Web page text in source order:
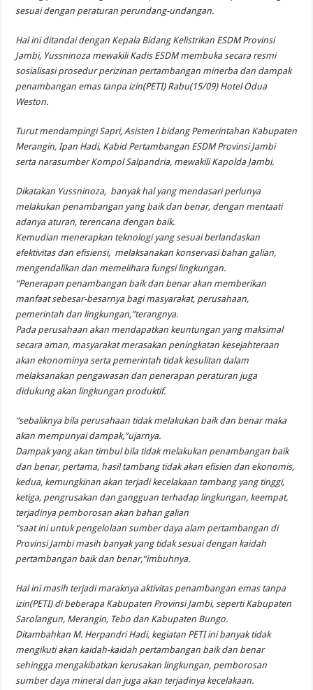
sesuai dengan peraturan perundang-undangan.
Hal ini ditandai dengan Kepala Bidang Kelistrikan ESDM Provinsi
Jambi, Yussninoza mewakili Kadis ESDM membuka secara resmi
sosialisasi prosedur perizinan pertambangan minerba dan dampak
penambangan emas tanpa izin(PETI) Rabu(15/09) Hotel Odua
Weston.
Turut mendampingi Sapri, Asisten I bidang Pemerintahan Kabupaten
Merangin, Ipan Hadi, Kabid Pertambangan ESDM Provinsi Jambi
serta narasumber Kompol Salpandria, mewakili Kapolda Jambi.
Dikatakan Yussninoza, banyak hal yang mendasari perlunya
melakukan penambangan yang baik dan benar, dengan mentaati
adanya aturan, terencana dengan baik.
Kemudian menerapkan teknologi yang sesuai berlandaskan
efektivitas dan efisiensi, melaksanakan konservasi bahan galian,
mengendalikan dan memelihara fungsi lingkungan.
“Penerapan penambangan baik dan benar akan memberikan
manfaat sebesar-besarnya bagi masyarakat, perusahaan,
pemerintah dan lingkungan,”terangnya.
Pada perusahaan akan mendapatkan keuntungan yang maksimal
secara aman, masyarakat merasakan peningkatan kesejahteraan
akan ekonominya serta pemerintah tidak kesulitan dalam
melaksanakan pengawasan dan penerapan peraturan juga
didukung akan lingkungan produktif.
“sebaliknya bila perusahaan tidak melakukan baik dan benar maka
akan mempunyai dampak,”ujarnya.
Dampak yang akan timbul bila tidak melakukan penambangan baik
dan benar, pertama, hasil tambang tidak akan efisien dan ekonomis,
kedua, kemungkinan akan terjadi kecelakaan tambang yang tinggi,
ketiga, pengrusakan dan gangguan terhadap lingkungan, keempat,
terjadinya pemborosan akan bahan galian
“saat ini untuk pengelolaan sumber daya alam pertambangan di
Provinsi Jambi masih banyak yang tidak sesuai dengan kaidah
pertambangan baik dan benar,”imbuhnya.
Hal ini masih terjadi maraknya aktivitas penambangan emas tanpa
izin(PETI) di beberapa Kabupaten Provinsi Jambi, seperti Kabupaten
Sarolangun, Merangin, Tebo dan Kabupaten Bungo.
Ditambahkan M. Herpandri Hadi, kegiatan PETI ini banyak tidak
mengikuti akan kaidah-kaidah pertambangan baik dan benar
sehingga mengakibatkan kerusakan lingkungan, pemborosan
sumber daya mineral dan juga akan terjadinya kecelakaan.